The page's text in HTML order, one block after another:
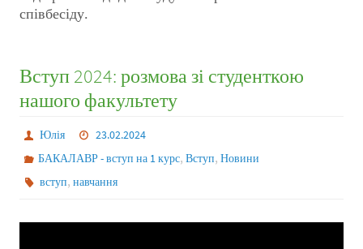
співбесіду.
Вступ 2024: розмова зі студенткою
нашого факультету
Юлія
23.02.2024
БАКАЛАВР - вступ на 1 курс,Вступ,Новини
вступ,навчання